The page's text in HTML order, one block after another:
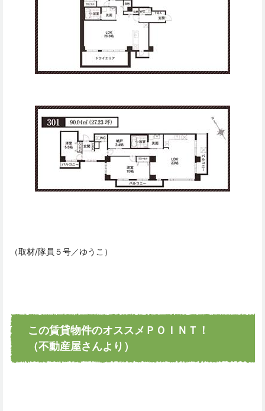
（取材/隊員５号／ゆうこ）
この賃貸物件のオススメＰＯＩＮＴ！
（不動産屋さんより）